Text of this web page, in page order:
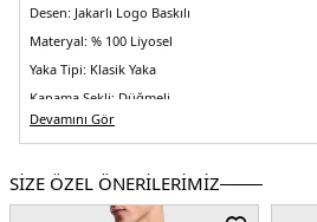
Desen: Jakarlı Logo Baskılı
Materyal: % 100 Liyosel
Yaka Tipi: Klasik Yaka
Kapama Şekli: Düğmeli
Kol Boyu:Uzun Kol
Yaş Grubu: Yetişkin
Menşei:Çin
Devamını Gör
SİZE ÖZEL ÖNERİLERİMİZ